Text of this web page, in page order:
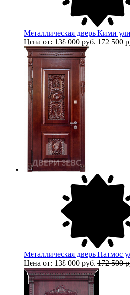
Металлическая дверь Кими
Цена от: 138 000 руб. 172 500
Металлическая дверь Патмос
Цена от: 138 000 руб. 172 500